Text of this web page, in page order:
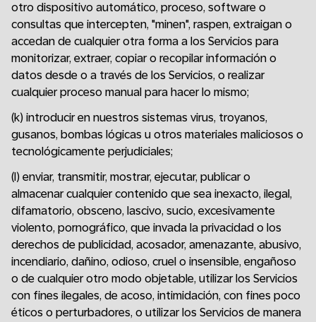
otro dispositivo automático, proceso, software o
consultas que intercepten, "minen", raspen, extraigan o
accedan de cualquier otra forma a los Servicios para
monitorizar, extraer, copiar o recopilar información o
datos desde o a través de los Servicios, o realizar
cualquier proceso manual para hacer lo mismo;
(k) introducir en nuestros sistemas virus, troyanos,
gusanos, bombas lógicas u otros materiales maliciosos o
tecnológicamente perjudiciales;
(l) enviar, transmitir, mostrar, ejecutar, publicar o
almacenar cualquier contenido que sea inexacto, ilegal,
difamatorio, obsceno, lascivo, sucio, excesivamente
violento, pornográfico, que invada la privacidad o los
derechos de publicidad, acosador, amenazante, abusivo,
incendiario, dañino, odioso, cruel o insensible, engañoso
o de cualquier otro modo objetable, utilizar los Servicios
con fines ilegales, de acoso, intimidación, con fines poco
éticos o perturbadores, o utilizar los Servicios de manera